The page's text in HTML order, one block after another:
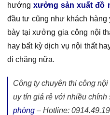
hướngxưởng sản xuất đồ
đầu tư cũng như khách
bày tại xưởng gia công nội
hay bất kỳ dịch vụ nội thất
đi chăng nữa.
Công ty chuyên thi công
uy tín giá rẻ với nhiều chính
phòng – Hotline: